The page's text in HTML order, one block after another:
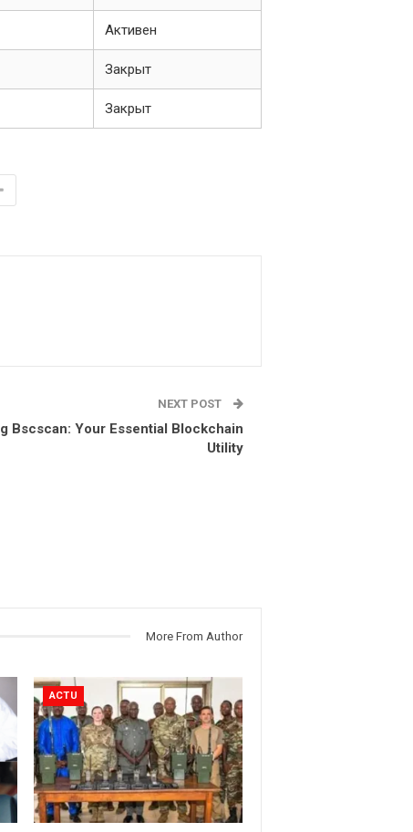
Активен
Закрыт
Закрыт
NEXT POST
Bscscan: Your Essential Blockchain
Utility
More From Author
ACTU